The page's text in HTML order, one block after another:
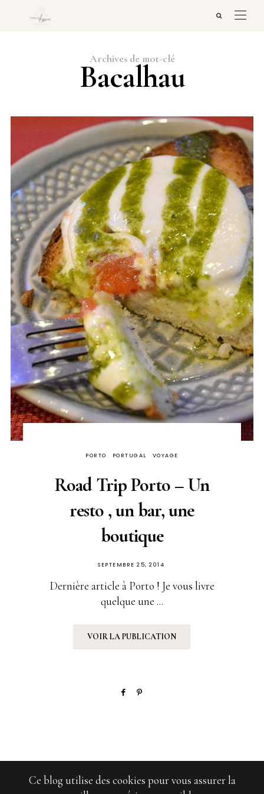
Archives de mot-clé
Bacalhau
PORTO PORTUGAL VOYAGE
Road Trip Porto – Un
resto , un bar, une
boutique
PUBLIÉ
SEPTEMBRE 25, 2014
Dernière article à Porto ! Je vous livre
quelque une ...
VOIR LA PUBLICATION
Ce blog utilise des cookies pour vous assurer la